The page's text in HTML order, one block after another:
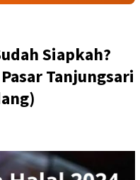
Siapkah?
Tanjungsari